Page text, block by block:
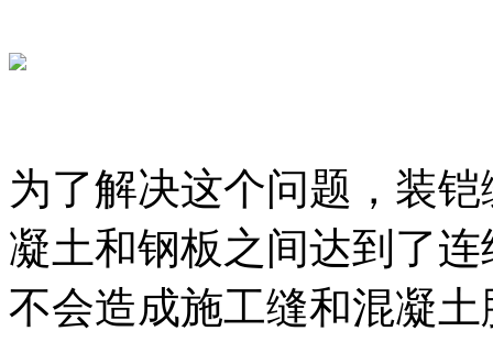
为了解决这个问题，装
凝土和钢板之间达到了
不会造成施工缝和混凝